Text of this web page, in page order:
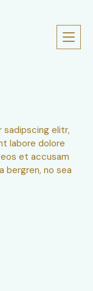
elitr,
labore dolore
et accusam
no sea